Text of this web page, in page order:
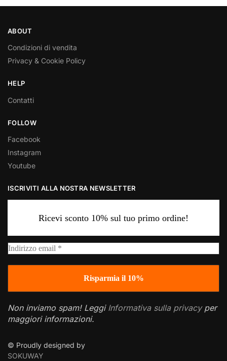
ABOUT
Condizioni di vendita
Privacy & Cookie Policy
HELP
Contatti
FOLLOW
Facebook
Instagram
Youtube
ISCRIVITI ALLA NOSTRA NEWSLETTER
Ricevi sconto 10% sul tuo primo ordine!
Non inviamo spam! Leggi Informativa sulla privacyper
maggiori informazioni.
© Proudly designed by
SOKUWAY